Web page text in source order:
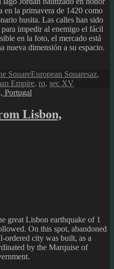
la primavera de 1420 como
husita. Las calles han sido
impedir al enemigo el fácil
en la foto, el mercado está
nueva dimensión a su espacio.
SquareCategories
European SquaresTags
az,
Empire, ro, sec XV
Lisbon,
great Lisbon earthquake of 1
On this spot, abandoned
ordered city was built, as a
by the Marquise of